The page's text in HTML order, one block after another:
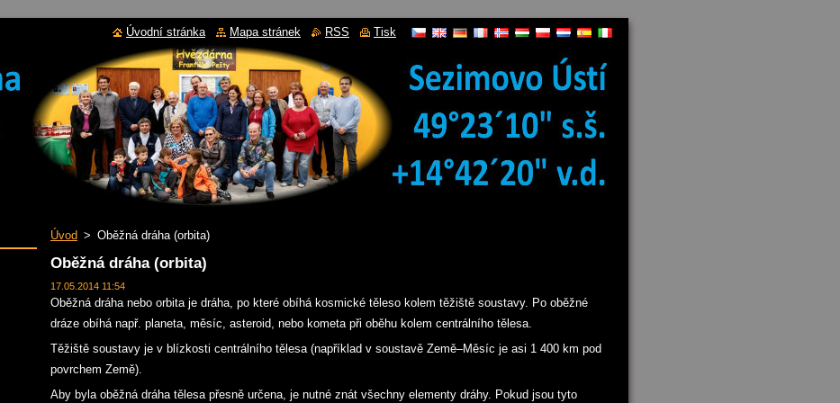
Úvod > Oběžná dráha (orbita)
Oběžná dráha (orbita)
17.05.2014 11:54
Oběžná dráha nebo orbita je dráha, po které obíhá kosmické těleso kolem těžiště soustavy. Po oběžné
dráze obíhá např. planeta, měsíc, asteroid, nebo kometa při oběhu kolem centrálního tělesa.
Těžiště soustavy je v blízkosti centrálního tělesa (například v soustavě Země–Měsíc je asi 1 400 km pod
povrchem Země).
Aby byla oběžná dráha tělesa přesně určena, je nutné znát všechny elementy dráhy. Pokud jsou tyto
Úvodní stránka Mapa stránek RSS Tisk